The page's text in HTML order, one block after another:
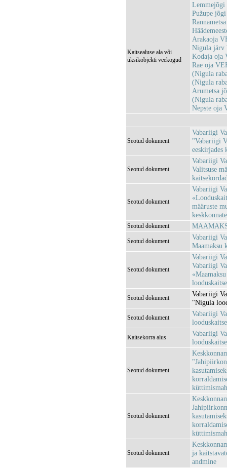
Kaitsealuse ala või
üksikobjekti veekogud
Lemmejõgi
Pužupe
Arakaoja
Nigula järv
Kodaja oja
Rae oja
(Nigula
(Nigula
Arumetsa
(Nigula
Nepste oja
Seotud dokument
Vabariigi
"Vabariigi
eeskirjades
Seotud dokument
Vabariigi
Valitsuse
Seotud dokument
Vabariigi
määruste
Seotud dokument
Seotud dokument
Vabariigi
Maamaksu
Seotud dokument
Vabariigi
Vabariigi
Seotud dokument
Vabariigi
"Nigula
Seotud dokument
Vabariigi
Kaitsekorra alus
Vabariigi
Seotud dokument
Seotud dokument
Seotud dokument
ja
andmine